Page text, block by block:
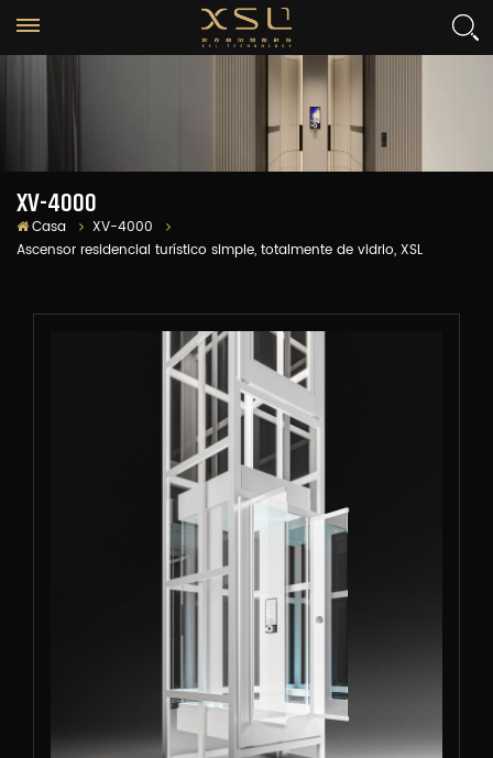
XV-4000
Casa
XV-4000
Ascensor residencial turístico simple, totalmente de vidrio, XSL